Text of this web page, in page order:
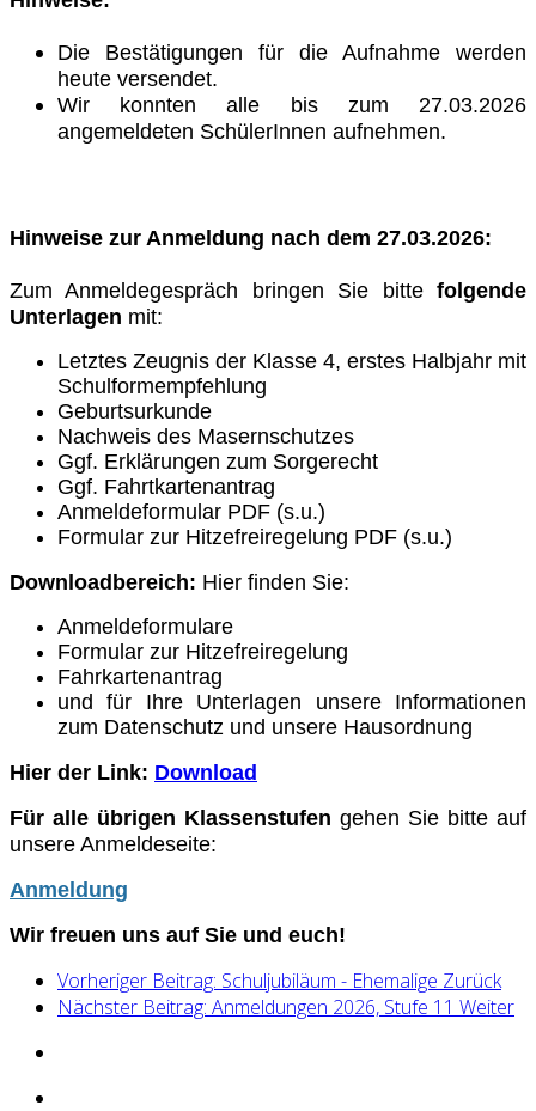
Die Bestätigungen für die Aufnahme werden
heute versendet.
Wir konnten alle bis zum 27.03.2026
angemeldeten SchülerInnen aufnehmen.
Hinweise zur Anmeldung nach dem 27.03.2026:
Zum Anmeldegespräch bringen Sie bitte folgende
Unterlagen mit:
Letztes Zeugnis der Klasse 4, erstes Halbjahr mit
Schulformempfehlung
Geburtsurkunde
Nachweis des Masernschutzes
Ggf. Erklärungen zum Sorgerecht
Ggf. Fahrtkartenantrag
Anmeldeformular PDF (s.u.)
Formular zur Hitzefreiregelung PDF (s.u.)
Downloadbereich: Hier finden Sie:
Anmeldeformulare
Formular zur Hitzefreiregelung
Fahrkartenantrag
und für Ihre Unterlagen unsere Informationen
zum Datenschutz und unsere Hausordnung
Hier der Link: Download
Für alle übrigen Klassenstufen gehen Sie bitte auf
unsere Anmeldeseite:
Anmeldung
Wir freuen uns auf Sie und euch!
Vorheriger Beitrag: Schuljubiläum - Ehemalige Zurück
Nächster Beitrag: Anmeldungen 2026, Stufe 11 Weiter